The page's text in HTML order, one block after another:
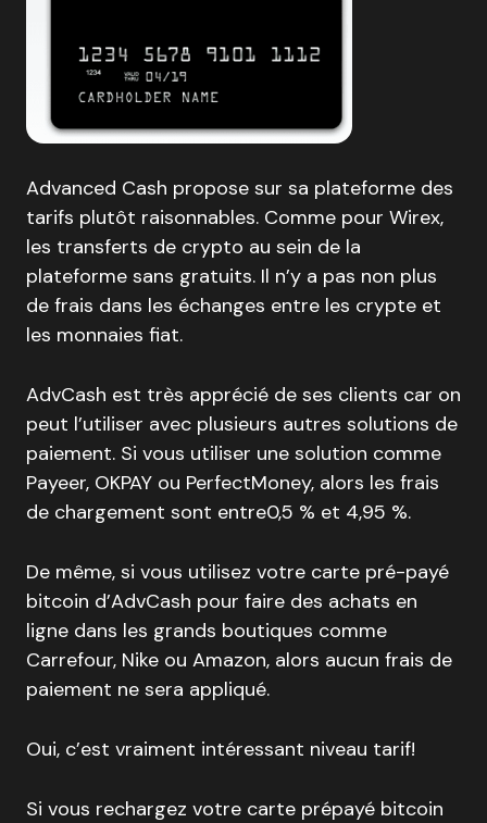
Advanced Cash propose sur sa plateforme des
tarifs plutôt raisonnables. Comme pour Wirex,
les transferts de crypto au sein de la
plateforme sans gratuits. Il n’y a pas non plus
de frais dans les échanges entre les crypte et
les monnaies fiat.
AdvCash est très apprécié de ses clients car on
peut l’utiliser avec plusieurs autres solutions de
paiement. Si vous utiliser une solution comme
Payeer, OKPAY ou PerfectMoney, alors les frais
de chargement sont entre0,5 % et 4,95 %.
De même, si vous utilisez votre carte pré-payé
bitcoin d’AdvCash pour faire des achats en
ligne dans les grands boutiques comme
Carrefour, Nike ou Amazon, alors aucun frais de
paiement ne sera appliqué.
Oui, c’est vraiment intéressant niveau tarif!
Si vous rechargez votre carte prépayé bitcoin